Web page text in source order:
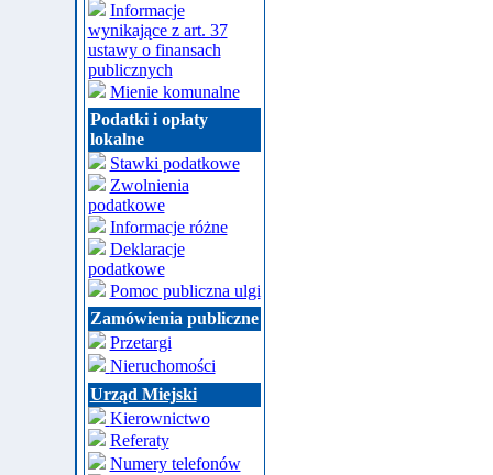
Informacje
wynikające z art. 37
ustawy o finansach
publicznych
Mienie komunalne
Podatki i opłaty
lokalne
Stawki podatkowe
Zwolnienia
podatkowe
Informacje różne
Deklaracje
podatkowe
Pomoc publiczna ulgi
Zamówienia publiczne
Przetargi
Nieruchomości
Urząd Miejski
Kierownictwo
Referaty
Numery telefonów